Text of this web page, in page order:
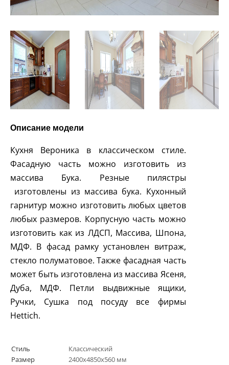
Описание модели
Кухня Вероника в классическом стиле.
Фасадную часть можно изготовить из
массива Бука. Резные пилястры
изготовлены из массива бука. Кухонный
гарнитур можно изготовить любых цветов
любых размеров. Корпусную часть можно
изготовить как из ЛДСП, Массива, Шпона,
МДФ. В фасад рамку установлен витраж,
стекло полуматовое. Также фасадная часть
может быть изготовлена из массива Ясеня,
Дуба, МДФ. Петли выдвижные ящики,
Ручки, Сушка под посуду все фирмы
Hettich.
Стиль
Классический
Размер
2400х4850х560 мм